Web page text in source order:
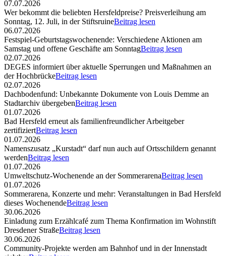
07.07.2026
Wer bekommt die beliebten Hersfeldpreise? Preisverleihung am
Sonntag, 12. Juli, in der StiftsruineBeitrag lesen
06.07.2026
Festspiel-Geburtstagswochenende: Verschiedene Aktionen am
Samstag und offene Geschäfte am SonntagBeitrag lesen
02.07.2026
DEGES informiert über aktuelle Sperrungen und Maßnahmen an
der HochbrückeBeitrag lesen
02.07.2026
Dachbodenfund: Unbekannte Dokumente von Louis Demme an
Stadtarchiv übergebenBeitrag lesen
01.07.2026
Bad Hersfeld erneut als familienfreundlicher Arbeitgeber
zertifiziertBeitrag lesen
01.07.2026
Namenszusatz „Kurstadt“ darf nun auch auf Ortsschildern genannt
werdenBeitrag lesen
01.07.2026
Umweltschutz-Wochenende an der SommerarenaBeitrag lesen
01.07.2026
Sommerarena, Konzerte und mehr: Veranstaltungen in Bad Hersfeld
dieses WochenendeBeitrag lesen
30.06.2026
Einladung zum Erzählcafé zum Thema Konfirmation im Wohnstift
Dresdener StraßeBeitrag lesen
30.06.2026
Community-Projekte werden am Bahnhof und in der Innenstadt